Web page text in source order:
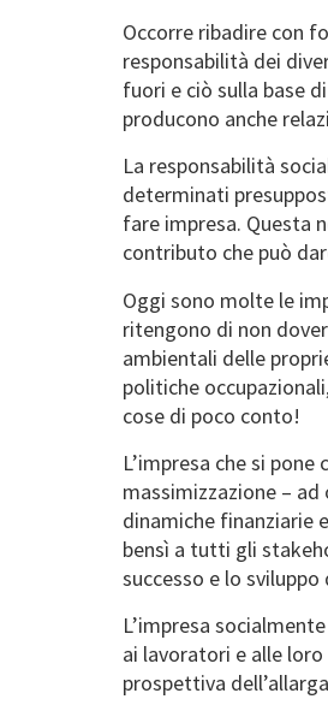
Occorre ribadire con
responsabilità dei
fuori e ciò sulla base
producono anche
La responsabilità
determinati
fare impresa. Questa
contributo che può
Oggi sono molte le
ritengono di non
ambientali delle
politiche
cose di poco conto!
L’impresa che si
massimizzazione –
dinamiche finanziarie
bensì a tutti gli
successo e lo
L’impresa
ai lavoratori e alle
prospettiva